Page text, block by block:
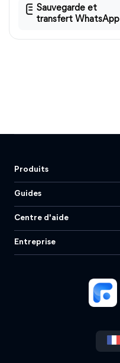
Sauvegarde et
transfert WhatsApp
Produits
Guides
Centre d'aide
Entreprise